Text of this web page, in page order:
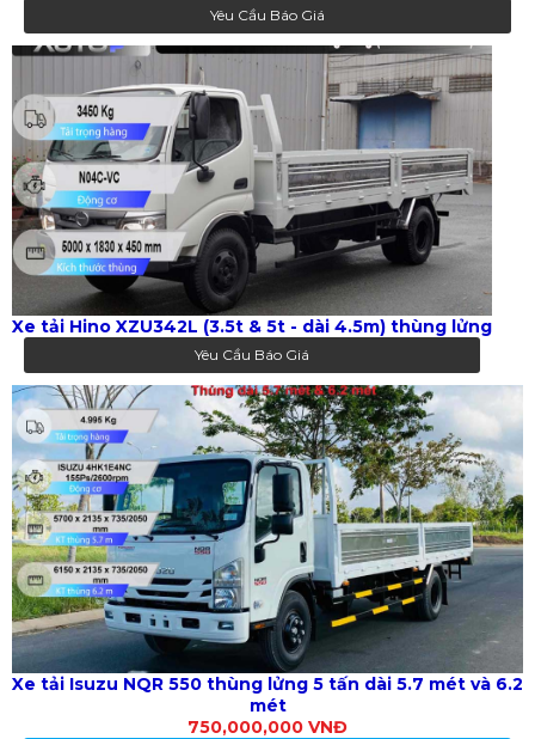
Yêu Cầu Báo Giá
Xe tải Hino XZU342L (3.5t & 5t - dài 4.5m) thùng lửng
Yêu Cầu Báo Giá
Xe tải Isuzu NQR 550 thùng lửng 5 tấn dài 5.7 mét và 6.2
mét
750,000,000 VNĐ